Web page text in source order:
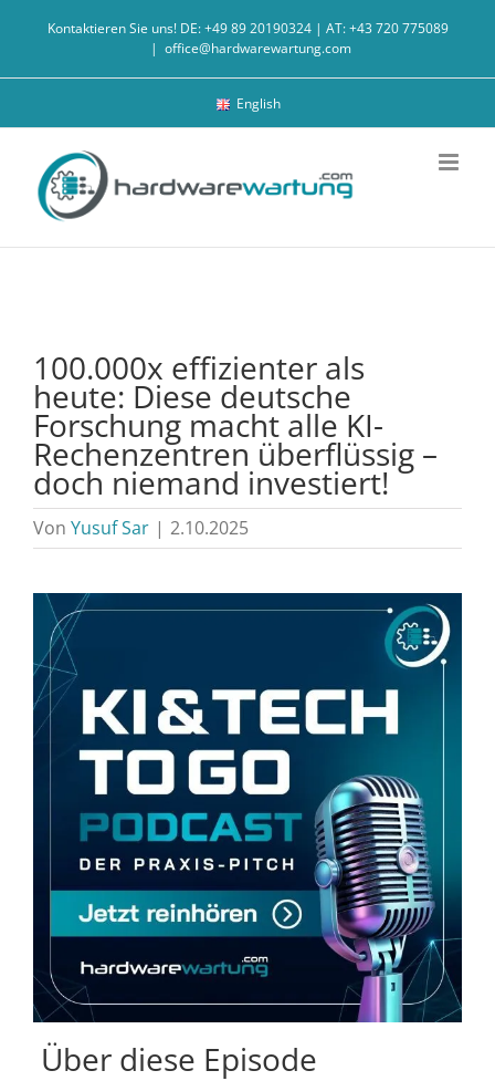
Kontaktieren Sie uns! DE: +49 89 20190324 | AT: +43 720 775089
| office@hardwarewartung.com
English
100.000x effizienter als
heute: Diese deutsche
Forschung macht alle KI-
Rechenzentren überflüssig –
doch niemand investiert!
Von Yusuf Sar | 2.10.2025
️ Über diese Episode